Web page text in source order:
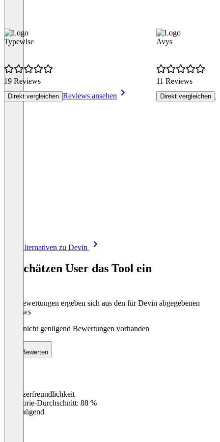
Typewise
19 Reviews
Direkt vergleichen Reviews ansehen
Avys
11 Reviews
Direkt vergleichen
Alle Alternativen zu Devin
So schätzen User das Tool ein
Die Bewertungen ergeben sich aus den für Devin abgegebenen
Reviews
Noch nicht genügend Bewertungen vorhanden
Bewerten
Benutzerfreundlichkeit
Kategorie-Durchschnitt: 88 %
Ungenügend